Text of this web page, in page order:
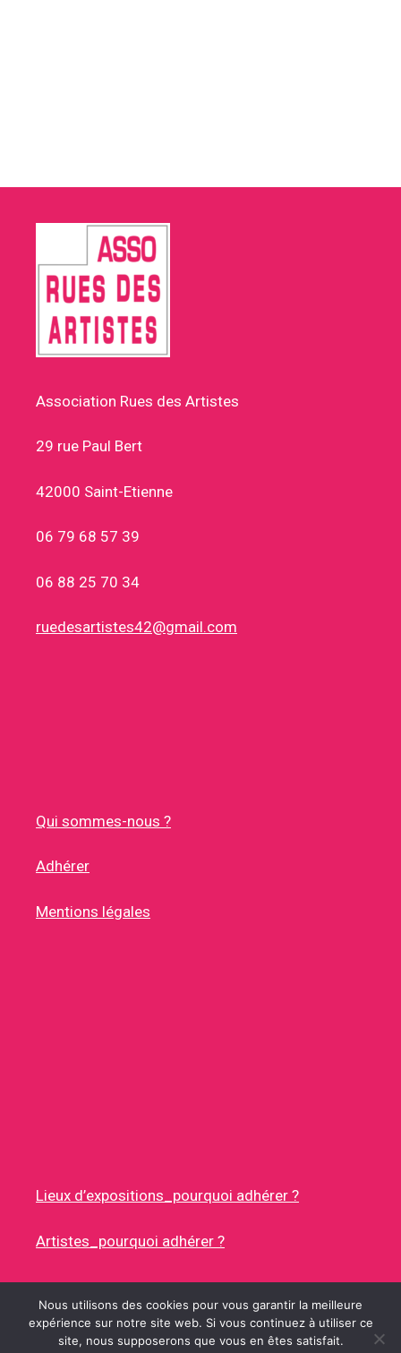
Association Rues des Artistes
29 rue Paul Bert
42000 Saint-Etienne
06 79 68 57 39
06 88 25 70 34
ruedesartistes42@gmail.com
Qui sommes-nous ?
Adhérer
Mentions légales
Lieux d’expositions_pourquoi adhérer ?
Artistes_pourquoi adhérer ?
© 2026 RUES DES ARTISTES• CONSTRUIT AVEC
Nous utilisons des cookies pour vous garantir la meilleure
expérience sur notre site web. Si vous continuez à utiliser ce
site, nous supposerons que vous en êtes satisfait.